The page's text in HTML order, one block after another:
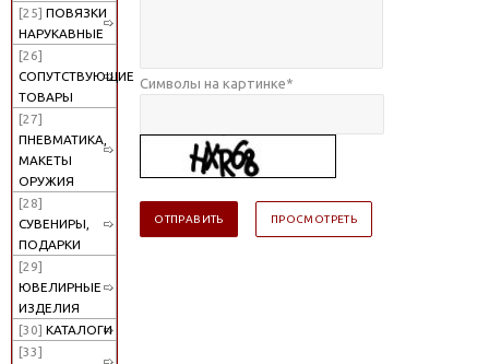
[25] ПОВЯЗКИ
НАРУКАВНЫЕ
[26]
СОПУТСТВУЮЩИЕ
ТОВАРЫ
[27]
ПНЕВМАТИКА,
МАКЕТЫ
ОРУЖИЯ
[28]
СУВЕНИРЫ,
ПОДАРКИ
[29]
ЮВЕЛИРНЫЕ
ИЗДЕЛИЯ
[30] КАТАЛОГИ
[33]
Символы на картинке*